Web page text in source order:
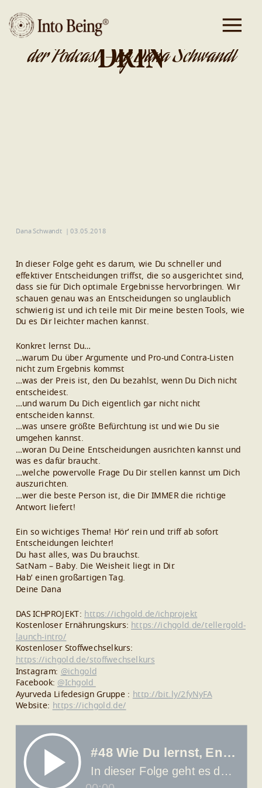
DA IST GOLD
DRIN
der Podcast - by Dana Schwandt
Dana Schwandt 03.05.2018
In dieser Folge geht es darum, wie Du schneller und
effektiver Entscheidungen triffst, die so ausgerichtet sind,
dass sie für Dich optimale Ergebnisse hervorbringen. Wir
schauen genau was an Entscheidungen so unglaublich
schwierig ist und ich teile mit Dir meine besten Tools, wie
Du es Dir leichter machen kannst.
Konkret lernst Du…
…warum Du über Argumente und Pro-und Contra-Listen
nicht zum Ergebnis kommst
…was der Preis ist, den Du bezahlst, wenn Du Dich nicht
entscheidest.
…und warum Du Dich eigentlich gar nicht nicht
entscheiden kannst.
…was unsere größte Befürchtung ist und wie Du sie
umgehen kannst.
…woran Du Deine Entscheidungen ausrichten kannst und
was es dafür braucht.
…welche powervolle Frage Du Dir stellen kannst um Dich
auszurichten.
…wer die beste Person ist, die Dir IMMER die richtige
Antwort liefert!
Ein so wichtiges Thema! Hör’ rein und triff ab sofort
Entscheidungen leichter!
Du hast alles, was Du brauchst.
SatNam – Baby. Die Weisheit liegt in Dir.
Hab’ einen großartigen Tag.
Deine Dana
DAS ICHPROJEKT: https://ichgold.de/ichprojekt
Kostenloser Ernährungskurs: https://ichgold.de/tellergold-
launch-intro/
Kostenloser Stoffwechselkurs:
https://ichgold.de/stoffwechselkurs
Instagram: @ichgold
Facebook: @Ichgold
Ayurveda Lifedesign Gruppe : http://bit.ly/2fyNyFA
Website: https://ichgold.de/